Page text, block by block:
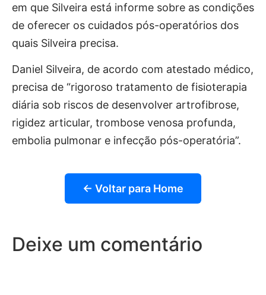
em que Silveira está informe sobre as condições
de oferecer os cuidados pós-operatórios dos
quais Silveira precisa.
Daniel Silveira, de acordo com atestado médico,
precisa de “rigoroso tratamento de fisioterapia
diária sob riscos de desenvolver artrofibrose,
rigidez articular, trombose venosa profunda,
embolia pulmonar e infecção pós-operatória”.
← Voltar para Home
Deixe um comentário